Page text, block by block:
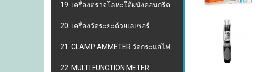
19. เครื่องตรวจโลหะใต้ผนังคอนกรีต
20. เครื่องวัดระยะด้วยเลเซอร์
21. CLAMP AMMETER วัดกระแสไฟ
22. MULTI FUNCTION METER